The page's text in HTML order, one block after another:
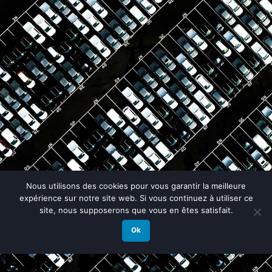
Nous utilisons des cookies pour vous garantir la meilleure
expérience sur notre site web. Si vous continuez à utiliser ce
site, nous supposerons que vous en êtes satisfait.
Ok